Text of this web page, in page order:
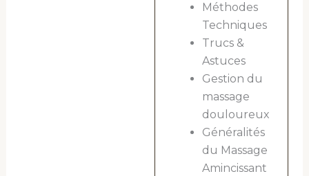
Méthodes
Techniques
Trucs &
Astuces
Gestion du
massage
douloureux
Généralités
du Massage
Amincissant